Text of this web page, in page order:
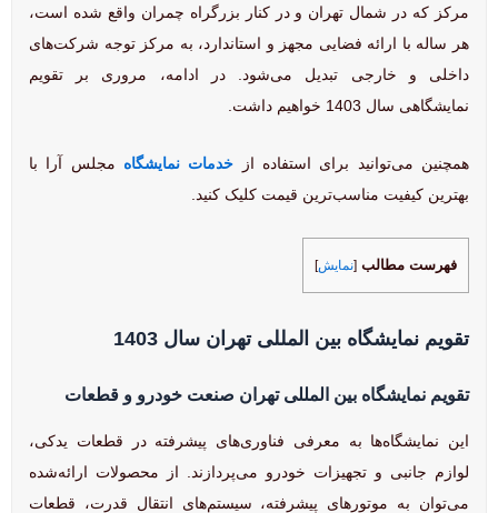
مرکز که در شمال تهران و در کنار بزرگراه چمران واقع شده است،
هر ساله با ارائه فضایی مجهز و استاندارد، به مرکز توجه شرکت‌های
داخلی و خارجی تبدیل می‌شود. در ادامه، مروری بر تقویم
نمایشگاهی سال 1403 خواهیم داشت.
همچنین می‌توانید برای استفاده از خدمات نمایشگاه مجلس آرا با
بهترین کیفیت مناسب‌ترین قیمت کلیک کنید.
فهرست مطالب [نمایش]
تقویم نمایشگاه بین المللی تهران سال 1403
تقویم نمایشگاه بین المللی تهران صنعت خودرو و قطعات
این نمایشگاه‌ها به معرفی فناوری‌های پیشرفته در قطعات یدکی،
لوازم جانبی و تجهیزات خودرو می‌پردازند. از محصولات ارائه‌شده
می‌توان به موتورهای پیشرفته، سیستم‌های انتقال قدرت، قطعات